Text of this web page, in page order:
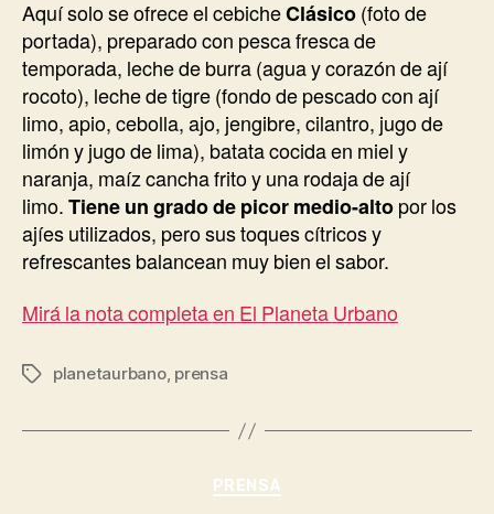
Aquí solo se ofrece el cebicheClásico (foto de
portada), preparado con pesca fresca de
temporada, leche de burra (agua y corazón de ají
rocoto), leche de tigre (fondo de pescado con ají
limo, apio, cebolla, ajo, jengibre, cilantro, jugo de
limón y jugo de lima), batata cocida en miel y
naranja, maíz cancha frito y una rodaja de ají
limo. Tiene un grado de picor medio-alto por los
ajíes utilizados, pero sus toques cítricos y
refrescantes balancean muy bien el sabor.
Mirá la nota completa en El Planeta Urbano
Etiquetas
planetaurbano, prensa
Categorías
PRENSA